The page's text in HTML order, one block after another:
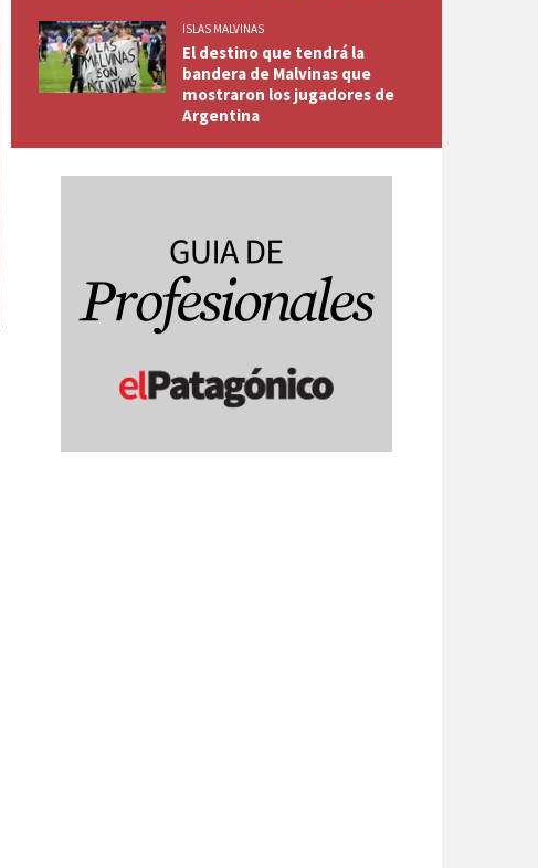
ISLAS MALVINAS
El destino que tendrá la
bandera de Malvinas que
mostraron los jugadores de
Argentina